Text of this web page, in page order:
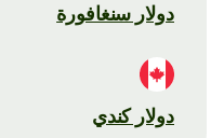
دولار سنغافورة
دولار كندي